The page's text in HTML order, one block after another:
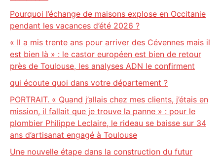
Pourquoi l’échange de maisons explose en Occitanie
pendant les vacances d’été 2026 ?
« Il a mis trente ans pour arriver des Cévennes mais il
est bien là » : le castor européen est bien de retour
près de Toulouse, les analyses ADN le confirment
qui écoute quoi dans votre département ?
PORTRAIT. « Quand j’allais chez mes clients, j’étais en
mission, il fallait que je trouve la panne » : pour le
plombier Philippe Leclaire, le rideau se baisse sur 34
ans d’artisanat engagé à Toulouse
Une nouvelle étape dans la construction du futur